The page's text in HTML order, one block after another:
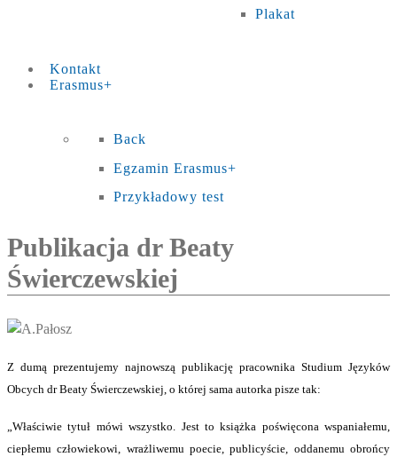
Plakat
Kontakt
Erasmus+
Back
Egzamin Erasmus+
Przykładowy test
Publikacja dr Beaty
Świerczewskiej
Z dumą prezentujemy najnowszą publikację pracownika Studium Języków
Obcych dr Beaty Świerczewskiej, o której sama autorka pisze tak:
„Właściwie tytuł mówi wszystko. Jest to książka poświęcona wspaniałemu,
ciepłemu człowiekowi, wrażliwemu poecie, publicyście, oddanemu obrońcy